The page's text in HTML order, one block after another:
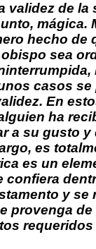
validez de
mágica.
hecho
sea
casos
En
ha
a su gusto
es
es un
confiera
y
provenga